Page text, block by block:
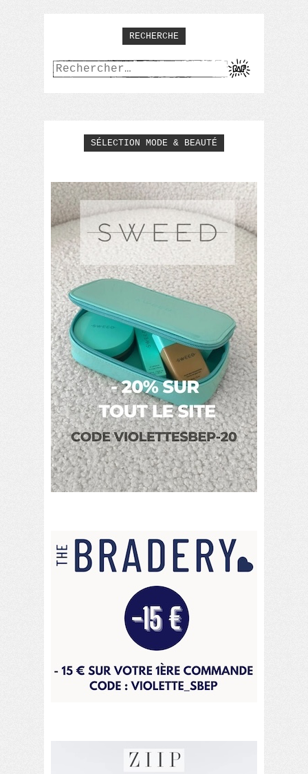
RECHERCHE
Rechercher :
SÉLECTION MODE & BEAUTÉ